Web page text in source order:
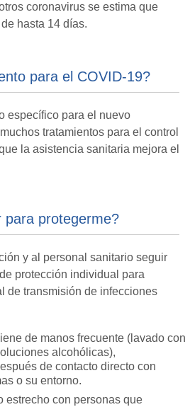
coronavirus se estima que
hasta 14 días.
para el COVID-19?
específico para el nuevo
tratamientos para el control
la asistencia sanitaria mejora el
para protegerme?
y al personal sanitario seguir
protección individual para
de transmisión de infecciones
de manos frecuente (lavado con
alcohólicas),
de contacto directo con
o su entorno.
estrecho con personas que